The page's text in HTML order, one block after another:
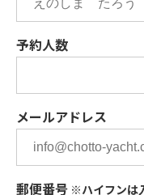
予約人数
メールアドレス
郵便番号 ※ハイフンは